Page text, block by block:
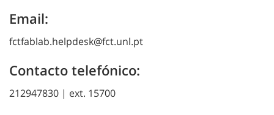
Email:
fctfablab.helpdesk@fct.unl.pt
Contacto telefónico:
212947830 | ext. 15700